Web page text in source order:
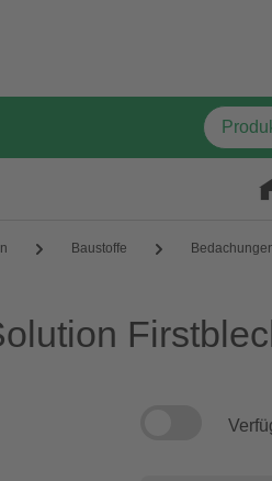
Baustoffe